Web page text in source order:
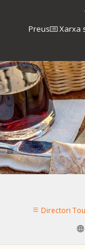
Preus Xarxa
Directori